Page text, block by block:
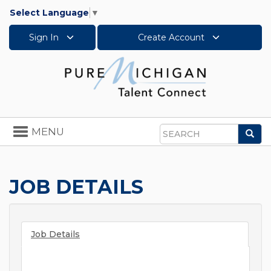
Select Language ▼
Sign In Create Account
Search
Toggle
navigation
MENU
JOB DETAILS
Job Details